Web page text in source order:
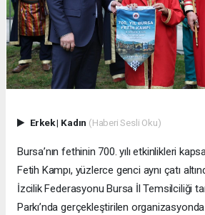
Erkek| Kadın (Haberi Sesli Oku)
Bursa’nın fethinin 700. yılı etkinlikleri
Fetih Kampı, yüzlerce genci aynı çatı
İzcilik Federasyonu Bursa İl Temsilciliği
Parkı’nda gerçekleştirilen